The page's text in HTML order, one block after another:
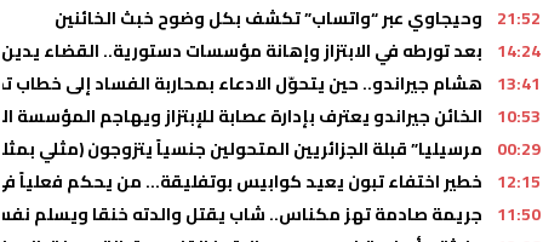
21:52 وحيجاوي عبر “واتساب” تكشف بكل وضوح خبث الخائنين
14:24 بعد تورطه في الابتزاز وإهانة مؤسسات دستورية.. القضاء يدين أحد
13:41 هشام جيراندو.. حين يتحوّل الادعاء بمحاربة الفساد إلى
10:53 الخائن جيراندو يعترف بإدارة عصابة للإبتزاز ويهاجم المؤسسة
00:29 مرسيليا” قبلة الجزائريين المتحولين جنسياً يتزوجون (مثلي
12:15 خطير اختفاء تبون يعيد كوابيس بوتفليقة… من يحكم فعلياً في
11:50 جريمة صادمة تهز مكناس.. شاب يقتل والدته خنقا ويسلم